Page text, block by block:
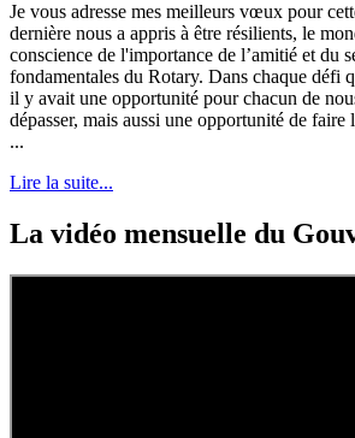
Je vous adresse mes meilleurs vœux pour
dernière nous a appris à être résilients, le
conscience de l'importance de l’amitié et du
fondamentales du Rotary. Dans chaque défi
il y avait une opportunité pour chacun de
dépasser, mais aussi une opportunité de faire
...
Lire la suite...
La vidéo mensuelle du